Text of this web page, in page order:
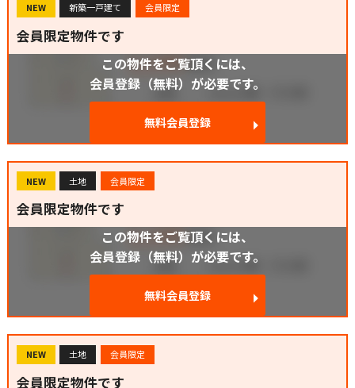
NEW 新築一戸建て 会員限定
会員限定物件です
この物件をご覧頂くには、
会員登録（無料）が必要です。
無料会員登録
NEW 土地 会員限定
会員限定物件です
この物件をご覧頂くには、
会員登録（無料）が必要です。
無料会員登録
NEW 土地 会員限定
会員限定物件です